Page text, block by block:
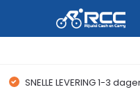
WAANZINNIGE